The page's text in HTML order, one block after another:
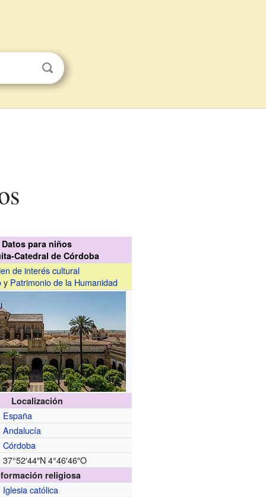
Datos para niños
Catedral de Córdoba
de interés cultural
y Patrimonio de la Humanidad
Localización
España
Andalucía
Córdoba
37°52′44″N 4°46′46″O
religiosa
Iglesia católica